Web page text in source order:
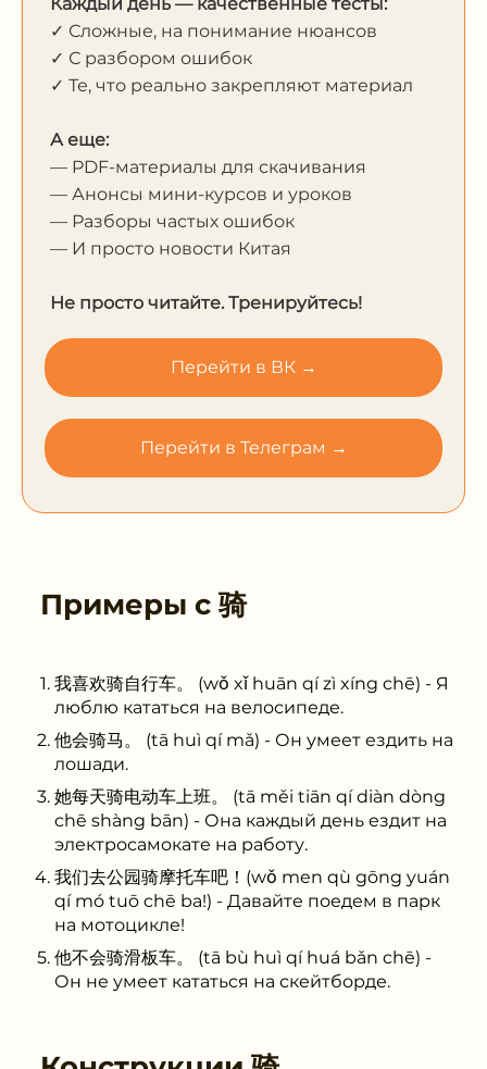
✓ Сложные, на понимание нюансов
✓ С разбором ошибок
✓ Те, что реально закрепляют материал
А еще:
— PDF-материалы для скачивания
— Анонсы мини-курсов и уроков
— Разборы частых ошибок
— И просто новости Китая
Не просто читайте. Тренируйтесь!
Перейти в ВК →
Перейти в Телеграм →
Примеры с骑
我喜欢骑自行车。 (wǒ xǐ huān qí zì xíng chē) - Я
люблю кататься на велосипеде.
他会骑马。 (tā huì qí mǎ) - Он умеет ездить на
лошади.
她每天骑电动车上班。 (tā měi tiān qí diàn dòng
chē shàng bān) - Она каждый день ездит на
электросамокате на работу.
我们去公园骑摩托车吧！(wǒ men qù gōng yuán
qí mó tuō chē ba!) - Давайте поедем в парк
на мотоцикле!
他不会骑滑板车。 (tā bù huì qí huá bǎn chē) -
Он не умеет кататься на скейтборде.